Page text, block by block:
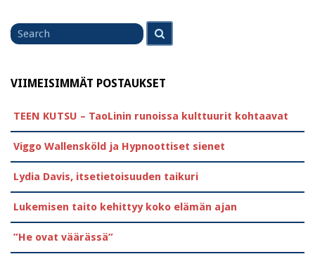
Search
for
VIIMEISIMMÄT POSTAUKSET
TEEN KUTSU – TaoLinin runoissa kulttuurit kohtaavat
Viggo Wallensköld ja Hypnoottiset sienet
Lydia Davis, itsetietoisuuden taikuri
Lukemisen taito kehittyy koko elämän ajan
”He ovat väärässä”